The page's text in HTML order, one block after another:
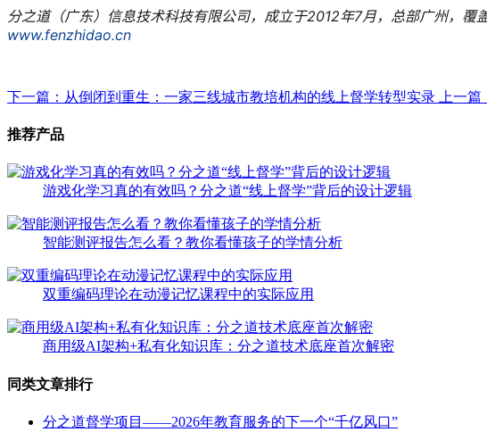
分之道（广东）信息技术科技有限公司，成立于2012年7月，总部广州，
www.fenzhidao.cn
下一篇：从倒闭到重生：一家三线城市教培机构的线上督学转型实录 上一
推荐产品
游戏化学习真的有效吗？分之道“线上督学”背后的设计逻辑
智能测评报告怎么看？教你看懂孩子的学情分析
双重编码理论在动漫记忆课程中的实际应用
商用级AI架构+私有化知识库：分之道技术底座首次解密
同类文章排行
分之道督学项目——2026年教育服务的下一个“千亿风口”